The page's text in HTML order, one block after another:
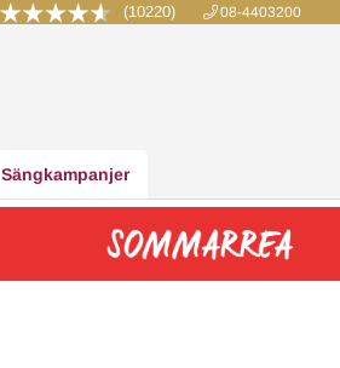
(10220) 08-4403200
Sängkampanjer